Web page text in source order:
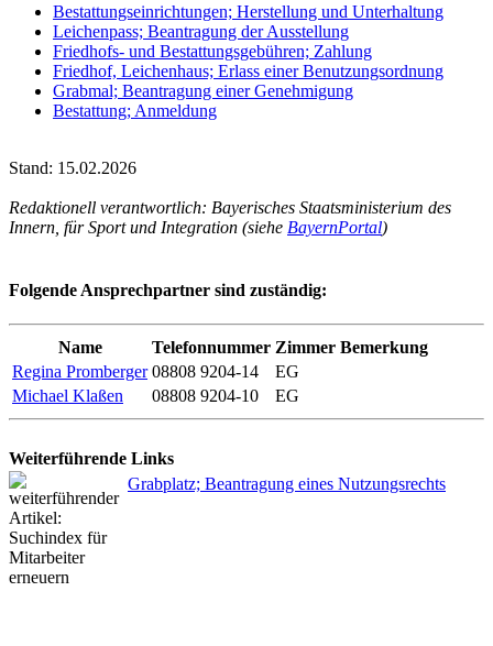
Bestattungseinrichtungen; Herstellung und Unterhaltung
Leichenpass; Beantragung der Ausstellung
Friedhofs- und Bestattungsgebühren; Zahlung
Friedhof, Leichenhaus; Erlass einer Benutzungsordnung
Grabmal; Beantragung einer Genehmigung
Bestattung; Anmeldung
Stand: 15.02.2026
Redaktionell verantwortlich: Bayerisches Staatsministerium des
Innern, für Sport und Integration (siehe BayernPortal)
Folgende Ansprechpartner sind zuständig:
Name Telefonnummer Zimmer Bemerkung
Regina Promberger 08808 9204-14
EG
Michael Klaßen
08808 9204-10 EG
Weiterführende Links
Grabplatz; Beantragung eines Nutzungsrechts